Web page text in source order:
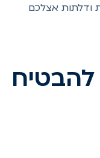
אצלכם